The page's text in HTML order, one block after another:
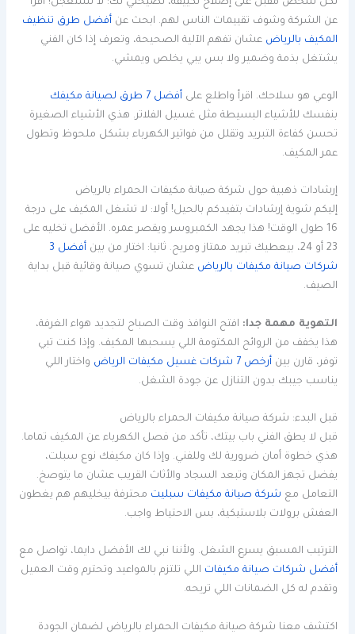
عن الشركة وشوف تقييمات الناس لهم. ابحث عن أفضل طرق تنظيف
المكيف بالرياض عشان تفهم الآلية الصحيحة، وتعرف إذا كان الفني
يشتغل بذمة وضمير ولا بس يبي يخلص ويمشي.
الوعي هو سلاحك. اقرأ واطلع على أفضل 7 طرق لصيانة مكيفك
بنفسك للأشياء البسيطة مثل غسيل الفلاتر. هذي الأشياء الصغيرة
تحسن كفاءة التبريد وتقلل من فواتير الكهرباء بشكل ملحوظ وتطول
عمر المكيف.
إرشادات ذهبية حول شركة صيانة مكيفات الحمراء بالرياض
إليكم شوية إرشادات بتفيدكم بالحيل! أولا: لا تشغل المكيف على درجة
16 طول الوقت! هذا يجهد الكمبروسر ويقصر عمره. الأفضل تخليه على
23 أو 24، بيعطيك تبريد ممتاز ومريح. ثانيا: اختار من بين
أفضل 3
شركات صيانة مكيفات بالرياض عشان تسوي صيانة وقائية قبل بداية
الصيف.
التهوية مهمة جدا: افتح النوافذ وقت الصباح لتجديد هواء الغرفة،
هذا يخفف من الروائح المكتومة اللي يسحبها المكيف. وإذا كنت تبي
توفر، قارن بين أرخص 7 شركات غسيل مكيفات الرياض
واختار اللي
يناسب جيبك بدون التنازل عن جودة الشغل.
قبل البدء: شركة صيانة مكيفات الحمراء بالرياض
قبل لا يطق الفني باب بيتك، تأكد من فصل الكهرباء عن المكيف تماما.
هذي خطوة أمان ضرورية لك وللفني. وإذا كان مكيفك نوع سبلت،
يفضل تجهز المكان وتبعد السجاد والأثاث القريب عشان ما يتوصخ.
التعامل مع شركة صيانة مكيفات سبليت محترفة بيخليهم هم يغطون
العفش برولات بلاستيكية، بس الاحتياط واجب.
الترتيب المسبق يسرع الشغل. ولأننا نبي لك الأفضل دايما، تواصل مع
أفضل شركات صيانة مكيفات اللي تلتزم بالمواعيد وتحترم وقت العميل
وتقدم له كل الضمانات اللي تريحه.
اكتشف معنا شركة صيانة مكيفات الحمراء بالرياض لضمان الجودة